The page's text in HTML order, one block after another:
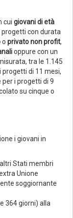
cui giovani di età
con durata
o privato non profit,
oppure con un
tra le 1.145
progetti di 11 mesi,
per i progetti di 9
su cinque o
i giovani in
Stati membri
Unione
soggiornante
364 giorni) alla